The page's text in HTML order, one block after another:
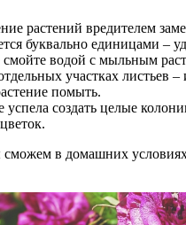
растений вредителем
буквально единицами –
смойте водой с мыльным
участках листьев –
помыть.
создать целые
сможем в домашних